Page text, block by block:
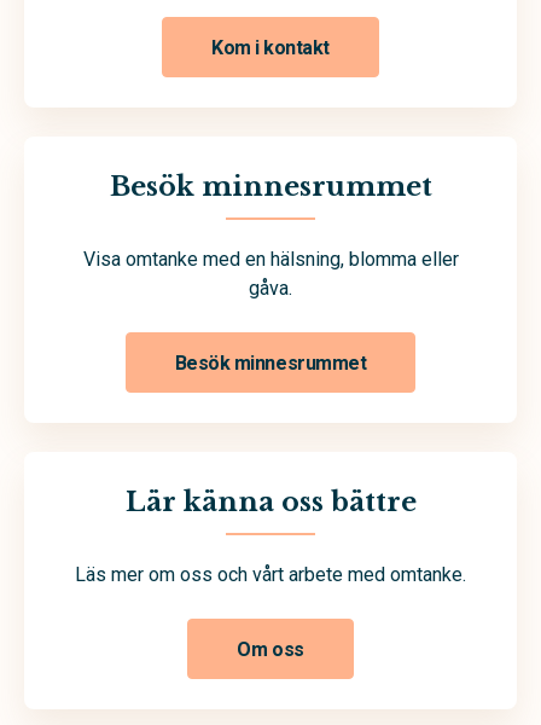
Kom i kontakt
Besök minnesrummet
Visa omtanke med en hälsning, blomma eller
gåva.
Besök minnesrummet
Lär känna oss bättre
Läs mer om oss och vårt arbete med omtanke.
Om oss